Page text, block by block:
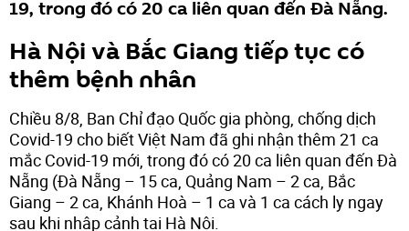
19, trong đó có 20 ca liên quan đến Đà Nẵng.
Hà Nội và Bắc Giang tiếp tục có
thêm bệnh nhân
Chiều 8/8, Ban Chỉ đạo Quốc gia phòng, chống dịch
Covid-19 cho biết Việt Nam đã ghi nhận thêm 21 ca
mắc Covid-19 mới, trong đó có 20 ca liên quan đến Đà
Nẵng (Đà Nẵng – 15 ca, Quảng Nam – 2 ca, Bắc
Giang – 2 ca, Khánh Hoà – 1 ca và 1 ca cách ly ngay
sau khi nhập cảnh tại Hà Nội.